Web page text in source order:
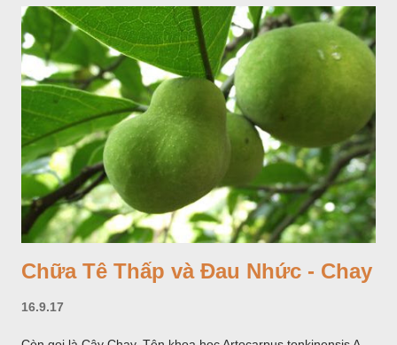
Chữa Tê Thấp và Đau Nhức - Chay
16.9.17